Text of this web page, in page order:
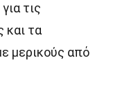
τις
και τα
μερικούς από